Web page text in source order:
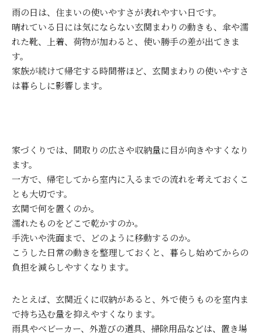
雨の日は、住まいの使いやすさが表れやすい日です。
晴れている日には気にならない玄関まわりの動きも、傘や濡
れた靴、上着、荷物が加わると、使い勝手の差が出てきま
す。
家族が続けて帰宅する時間帯ほど、玄関まわりの使いやすさ
は暮らしに影響します。
家づくりでは、間取りの広さや収納量に目が向きやすくなり
ます。
一方で、帰宅してから室内に入るまでの流れを考えておくこ
とも大切です。
玄関で何を置くのか。
濡れたものをどこで乾かすのか。
手洗いや洗面まで、どのように移動するのか。
こうした日常の動きを整理しておくと、暮らし始めてからの
負担を減らしやすくなります。
たとえば、玄関近くに収納があると、外で使うものを室内ま
で持ち込む量を抑えやすくなります。
雨具やベビーカー、外遊びの道具、掃除用品などは、置き場